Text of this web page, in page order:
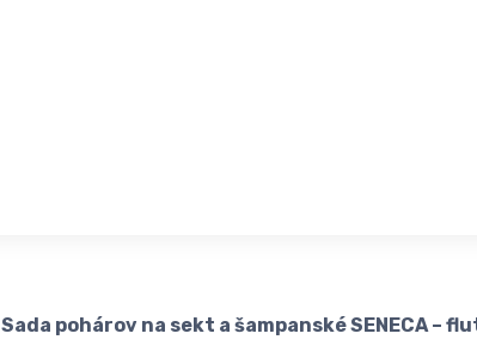
Sada pohárov na sekt a šampanské SENECA –